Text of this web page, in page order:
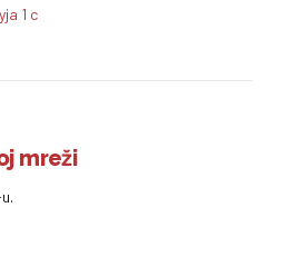
1 c
mreži